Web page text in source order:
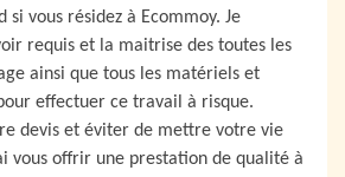
si vous résidez à Ecommoy. Je
requis et la maitrise des toutes les
ainsi que tous les matériels et
effectuer ce travail à risque.
devis et éviter de mettre votre vie
vous offrir une prestation de qualité à